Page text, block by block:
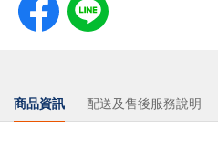
商品資訊 配送及售後服務說明